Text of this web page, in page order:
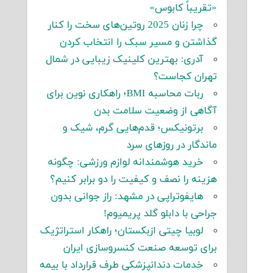
«تقریباً کابوس»
چرا زنان 2025 روتین‌های سخت را کنار
گذاشتن و مسیر سبک را انتخاب کردن
آدری: بهترین کلینیک زیبایی در شمال
تهران کجاست؟
ربات محاسبه BMI؛ راهکاری نوین برای
آگاهی از وضعیت سلامت بدن
برتونیکس؛ قدم‌هایی گرم، شیک و
ماندگار در روزهای سرد
خرید هوشمندانه لوازم ورزشی: چگونه
هزینه را نصف و کیفیت را دو برابر کنیم؟
هایفوتراپی در مشهد: راز جوانی بدون
جراحی با دابلو گلد پریمیوم!
لوبیا چیتی ازبکستان؛ راهکار استراتژیک
برای توسعه صنعت کنسروسازی ایران
خدمات دندانپزشکی طرف قرارداد با بیمه